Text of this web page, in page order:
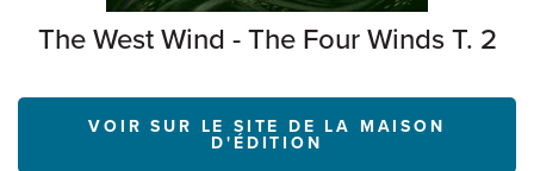
The West Wind - The Four Winds T. 2
VOIR SUR LE SITE DE LA MAISON
D'ÉDITION